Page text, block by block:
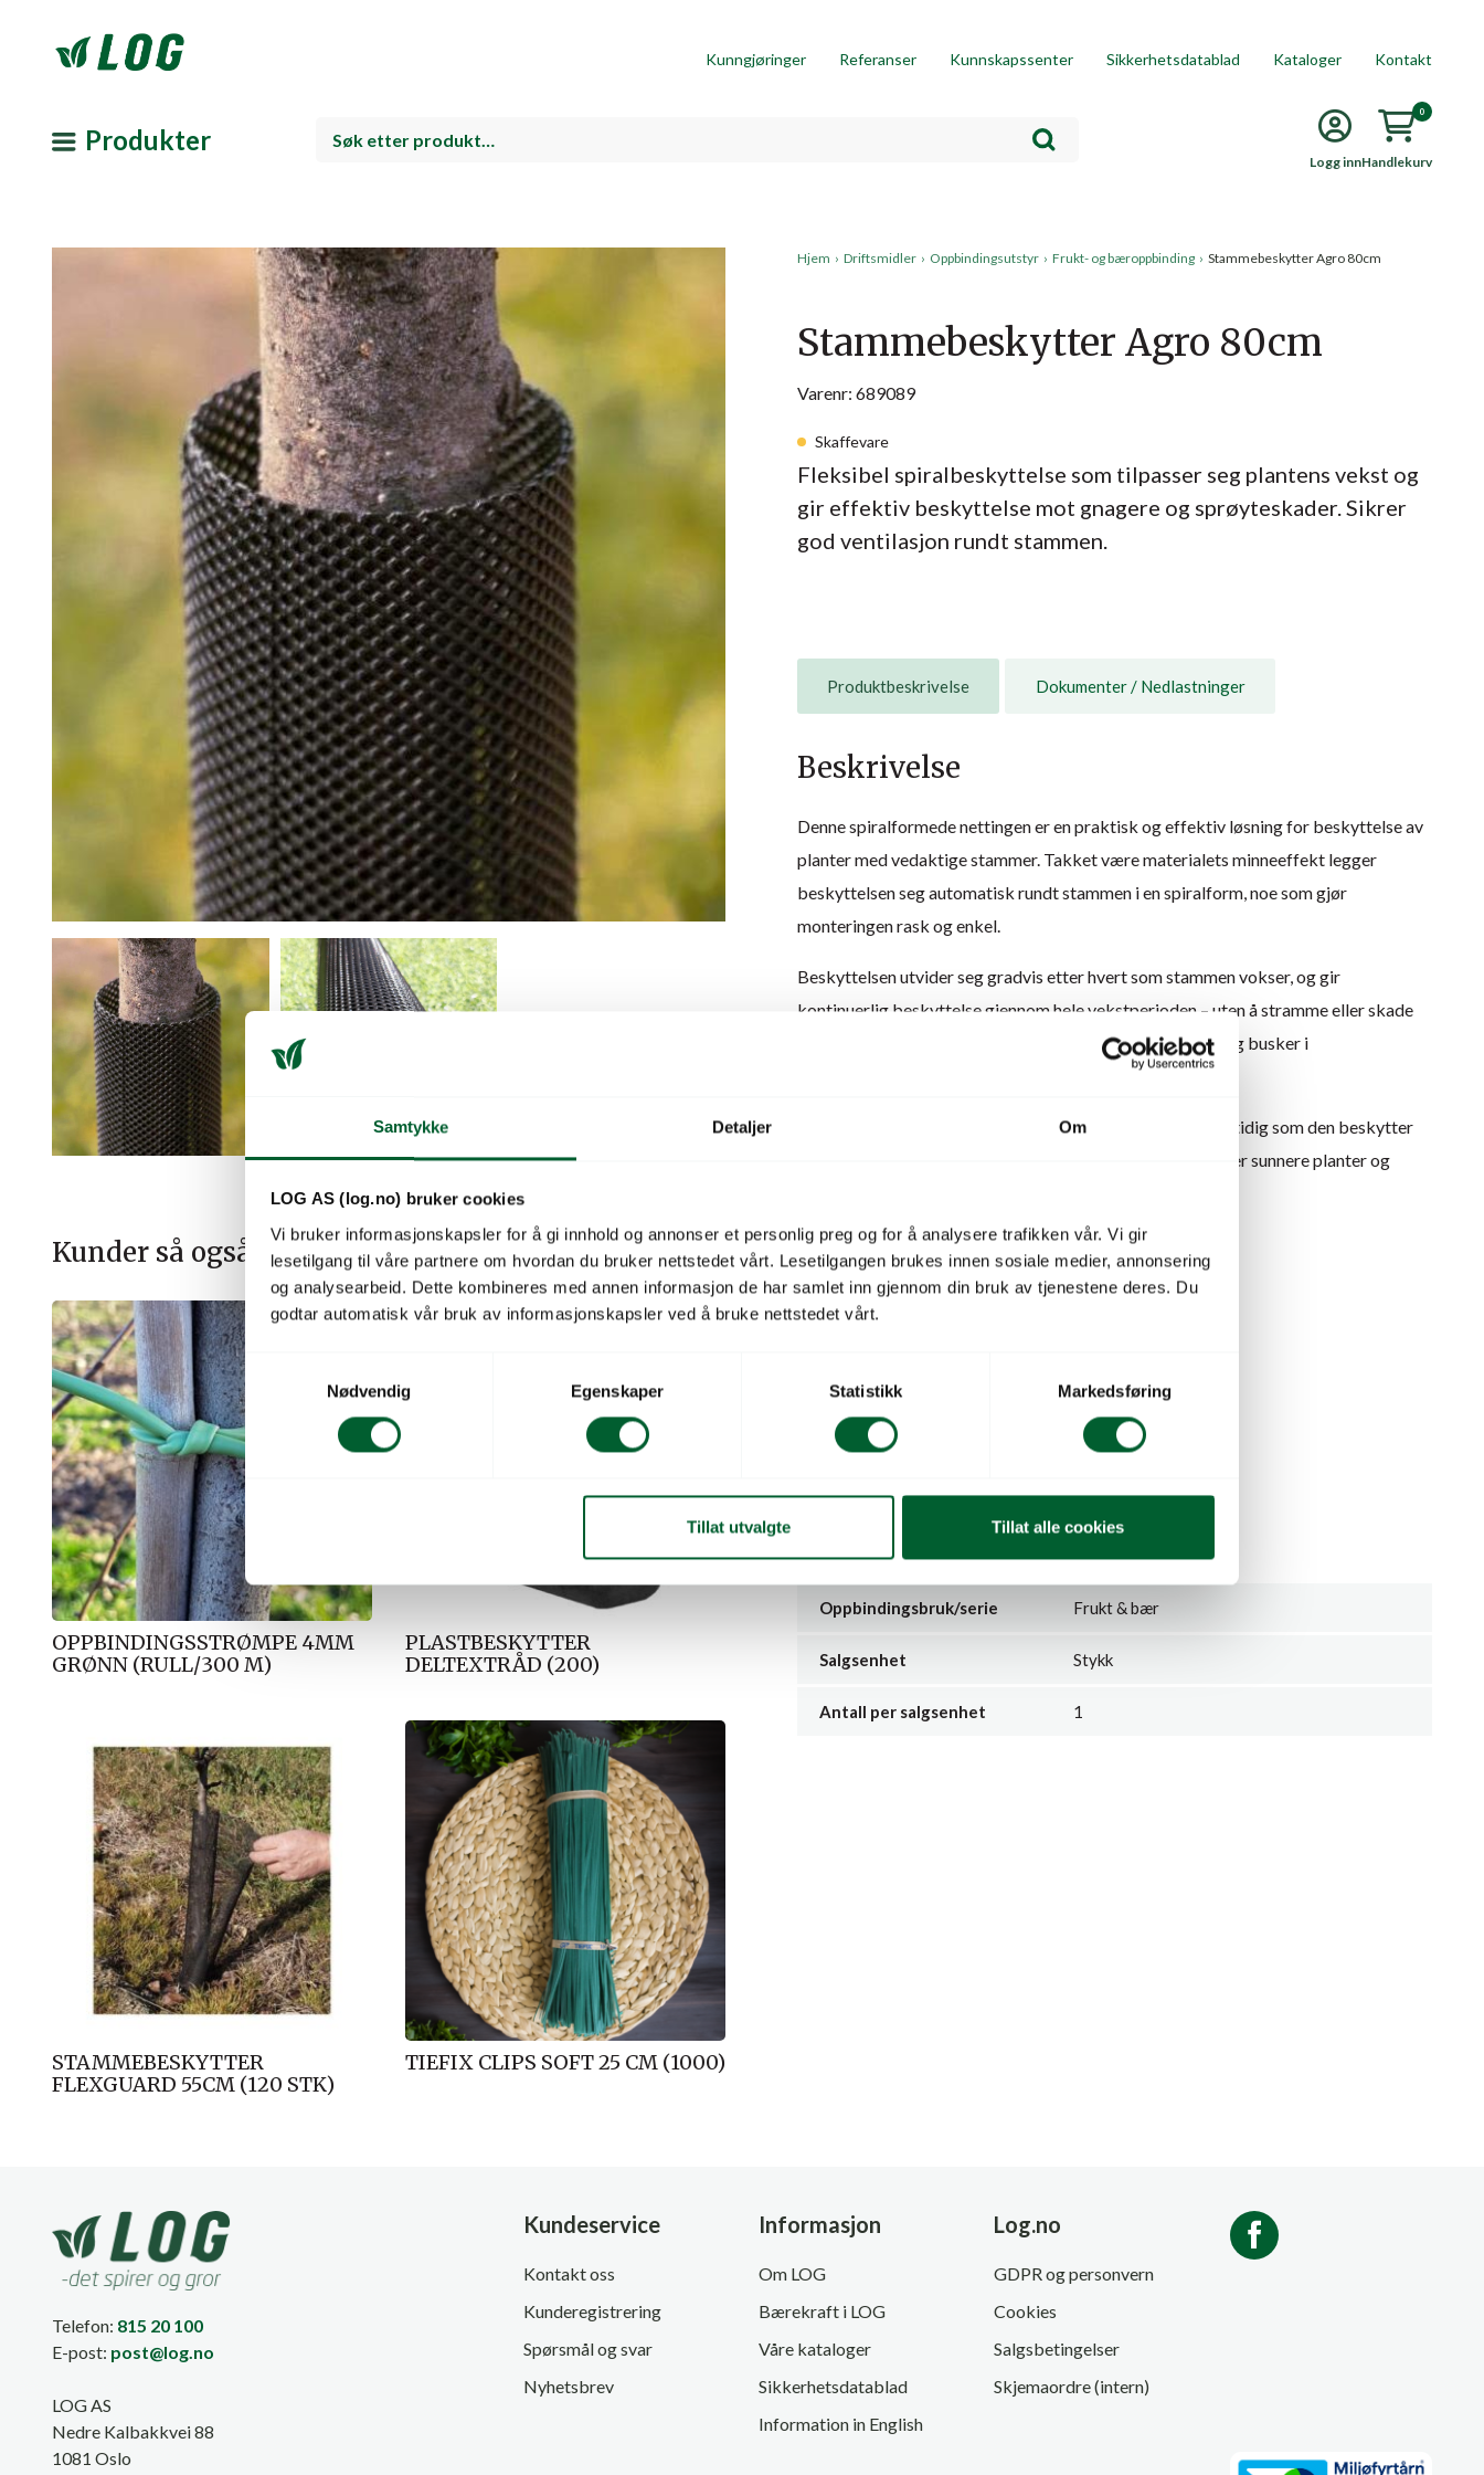
Samtykke Detaljer Om
LOG AS (log.no) bruker cookies
Vi bruker informasjonskapsler for å gi innhold og annonser et personlig preg og for å analysere trafikken vår. Vi gir
lesetilgang til våre partnere om hvordan du bruker nettstedet vårt. Lesetilgangen brukes innen sosiale medier, annonsering
og analysearbeid. Dette kombineres med annen informasjon de har samlet inn gjennom din bruk av tjenestene deres. Du
godtar automatisk vår bruk av informasjonskapsler ved å bruke nettstedet vårt.
S
a
m
t
y
k
k
e
v
a
l
g
Nødvendig Egenskaper Statistikk Markedsføring
Tillat utvalgte Tillat alle cookies
Kunngjøringer Referanser Kunnskapssenter Sikkerhetsdatablad Kataloger Kontakt
Produkter
Logg innHandlekurv
0
Kunder så også på
OPPBINDINGSSTRØMPE 4MM
GRØNN (RULL/300 M)
PLASTBESKYTTER
DELTEXTRÅD (200)
STAMMEBESKYTTER
FLEXGUARD 55CM (120 STK)
TIEFIX CLIPS SOFT 25 CM (1000)
Hjem › Driftsmidler › Oppbindingsutstyr › Frukt- og bæroppbinding › Stammebeskytter Agro 80cm
Stammebeskytter Agro 80cm
Varenr: 689089
Skaffevare
Fleksibel spiralbeskyttelse som tilpasser seg plantens vekst og
gir effektiv beskyttelse mot gnagere og sprøyteskader. Sikrer
god ventilasjon rundt stammen.
Produktbeskrivelse Dokumenter / Nedlastninger
Beskrivelse
Denne spiralformede nettingen er en praktisk og effektiv løsning for beskyttelse av
planter med vedaktige stammer. Takket være materialets minneeffekt legger
beskyttelsen seg automatisk rundt stammen i en spiralform, noe som gjør
monteringen rask og enkel.
Beskyttelsen utvider seg gradvis etter hvert som stammen vokser, og gir
kontinuerlig beskyttelse gjennom hele vekstperioden – uten å stramme eller skade
planten. Dette gjør den spesielt godt egnet for unge trær og busker i
Nettingstrukturen gir god ventilasjon rundt stammen, samtidig som den beskytter
effektivt mot skader fra gnagere og sprøyting. Resultatet er sunnere planter og
Viktige egenskaper
Automatisk spiralforming rundt stammen
Beskytter mot gnagere og sprøyteskader
God ventilasjon gjennom nettingstruktur
Enkel og rask montering
Oppbindingsbruk/serie Frukt & bær
Salgsenhet Stykk
Antall per salgsenhet 1
Telefon: 815 20 100
E-post: post@log.no
LOG AS
Nedre Kalbakkvei 88
1081 Oslo
Kundeservice
Kontakt oss
Kunderegistrering
Spørsmål og svar
Nyhetsbrev
Informasjon
Om LOG
Bærekraft i LOG
Våre kataloger
Sikkerhetsdatablad
Information in English
Log.no
GDPR og personvern
Cookies
Salgsbetingelser
Skjemaordre (intern)